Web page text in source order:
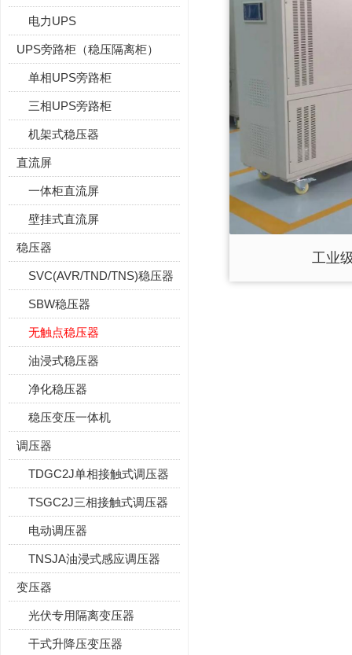
电力UPS
UPS旁路柜（稳压隔离柜）
单相UPS旁路柜
三相UPS旁路柜
机架式稳压器
直流屏
一体柜直流屏
壁挂式直流屏
稳压器
SVC(AVR/TND/TNS)稳压器
SBW稳压器
无触点稳压器
油浸式稳压器
净化稳压器
稳压变压一体机
调压器
TDGC2J单相接触式调压器
TSGC2J三相接触式调压器
电动调压器
TNSJA油浸式感应调压器
变压器
光伏专用隔离变压器
干式升降压变压器
工业